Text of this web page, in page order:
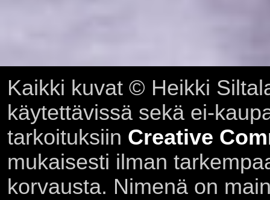
Kaikki kuvat © Heikki
käytettävissä sekä ei-
tarkoituksiin Creative
mukaisesti ilman
korvausta. Nimenä on